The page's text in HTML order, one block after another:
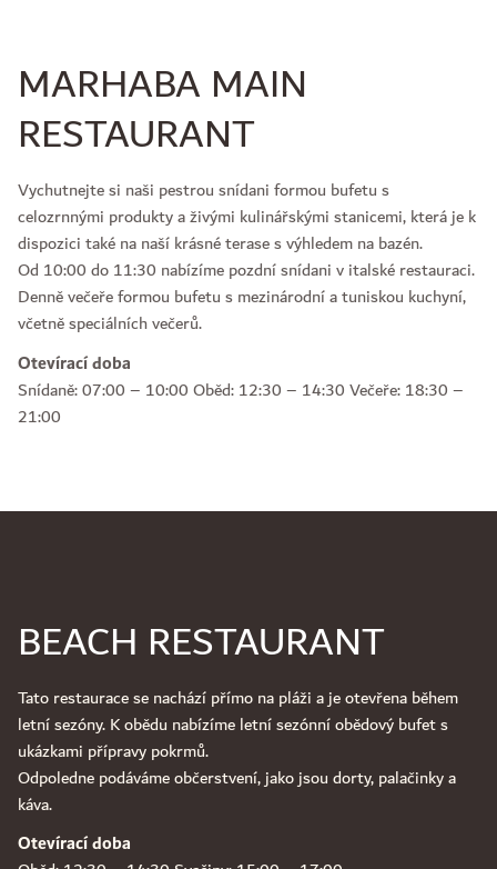
MARHABA MAIN
RESTAURANT
Vychutnejte si naši pestrou snídani formou bufetu s
celozrnnými produkty a živými kulinářskými stanicemi, která je k
dispozici také na naší krásné terase s výhledem na bazén.
Od 10:00 do 11:30 nabízíme pozdní snídani v italské restauraci.
Denně večeře formou bufetu s mezinárodní a tuniskou kuchyní,
včetně speciálních večerů.
Otevírací doba
Snídaně: 07:00 – 10:00 Oběd: 12:30 – 14:30 Večeře: 18:30 –
21:00
BEACH RESTAURANT
Tato restaurace se nachází přímo na pláži a je otevřena během
letní sezóny. K obědu nabízíme letní sezónní obědový bufet s
ukázkami přípravy pokrmů.
Odpoledne podáváme občerstvení, jako jsou dorty, palačinky a
káva.
Otevírací doba